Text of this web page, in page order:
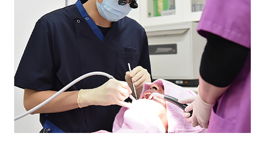
診療案内
はじめての方へ
よくあるご質問
交通アクセス